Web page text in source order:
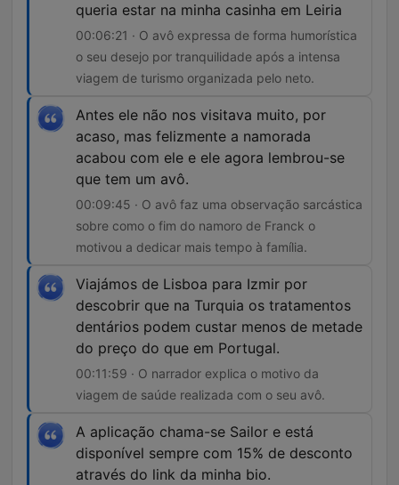
queria estar na minha casinha em Leiria
00:06:21 · O avô expressa de forma humorística
o seu desejo por tranquilidade após a intensa
viagem de turismo organizada pelo neto.
Antes ele não nos visitava muito, por
acaso, mas felizmente a namorada
acabou com ele e ele agora lembrou-se
que tem um avô.
00:09:45 · O avô faz uma observação sarcástica
sobre como o fim do namoro de Franck o
motivou a dedicar mais tempo à família.
Viajámos de Lisboa para Izmir por
descobrir que na Turquia os tratamentos
dentários podem custar menos de metade
do preço do que em Portugal.
00:11:59 · O narrador explica o motivo da
viagem de saúde realizada com o seu avô.
A aplicação chama-se Sailor e está
disponível sempre com 15% de desconto
através do link da minha bio.